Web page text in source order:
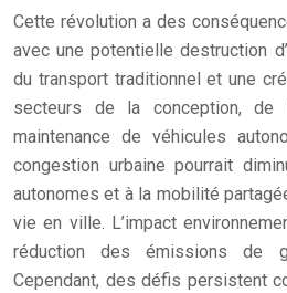
Cette révolution a des
avec une potentielle destruction
du transport traditionnel et une
secteurs de la conception,
maintenance de véhicules
congestion urbaine pourrait
autonomes et à la mobilité
vie en ville. L’impact
réduction des émissions
Cependant, des défis persistent